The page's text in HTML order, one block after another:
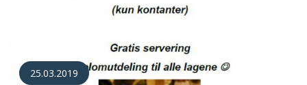
25.03.2019